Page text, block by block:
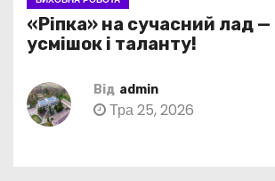
«Ріпка» на сучасний лад
усмішок і таланту!
Від admin
Тра 25, 2026